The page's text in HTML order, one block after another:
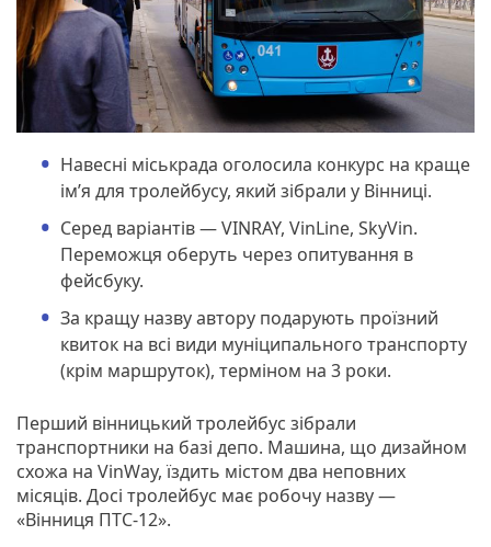
Навесні міськрада оголосила конкурс на краще
ім’я для тролейбусу, який зібрали у Вінниці.
Серед варіантів — VINRAY, VinLine, SkyVin.
Переможця оберуть через опитування в
фейсбуку.
За кращу назву автору подарують проїзний
квиток на всі види муніципального транспорту
(крім маршруток), терміном на 3 роки.
Перший вінницький тролейбус зібрали
транспортники на базі депо. Машина, що дизайном
схожа на VinWay, їздить містом два неповних
місяців. Досі тролейбус має робочу назву —
«Вінниця ПТС-12».